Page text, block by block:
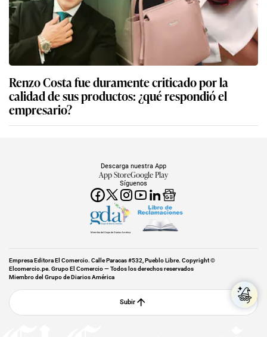
Renzo Costa fue duramente criticado por la
calidad de sus productos: ¿qué respondió el
empresario?
Síguenos
Descarga nuestra App
App StoreGoogle Play
Miembro del Grupo de Diarios América
Empresa Editora El Comercio. Calle Paracas #532, Pueblo Libre. Copyright ©
Elcomercio.pe. Grupo El Comercio — Todos los derechos reservados
Miembro del Grupo de Diarios América
Subir